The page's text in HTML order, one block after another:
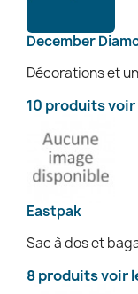
December
Décorations et
10 produitsvoir
Eastpak
Sac à dos et
8 produitsvoir